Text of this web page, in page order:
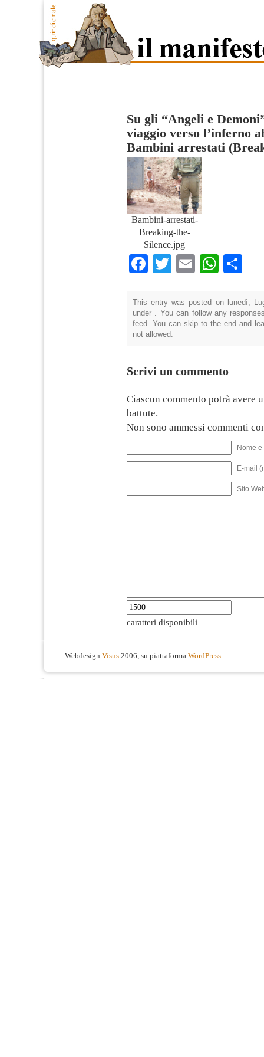
Su gli “Angeli e
viaggio verso l’inferno
Bambini arrestati
Bambini-arrestati-
Breaking-the-
Silence.jpg
Facebook
TwitterEmail
This entry was posted on lunedì,
under . You can follow any
feed. You can skip to the end and
not allowed.
Scrivi un commento
Ciascun commento potrà avere
battute.
Non sono ammessi commenti
Nome
E-mail
Sito
caratteri disponibili
Webdesign Visus 2006, su piattaforma WordPress